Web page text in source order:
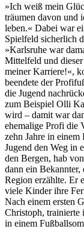
»Ich weiß mein
träumen davon und
leben.« Dabei war
Spielfeld sicherlich
»Karlsruhe war
Mittelfeld und
meiner Karriere!«,
beendete der
die Jugend
zum Beispiel Olli
wird – damit war
ehemalige Profi die
zehn Jahre in einem
Jugend den Weg in
den Bergen, hab
dann ein
Region erzählte. Er
viele Kinder ihre
Nach einem ersten
Christoph, trainierte
in einem